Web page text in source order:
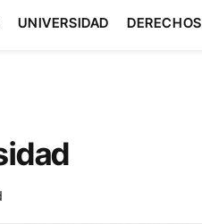
UNIVERSIDAD DERECHOS